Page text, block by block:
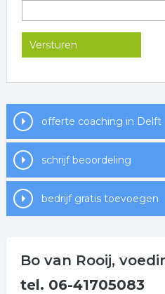
offerte coaching in Delft
schrijf beoordeling
bedrijf gratis toevoegen
Bo van Rooij,
tel. 06-41705083